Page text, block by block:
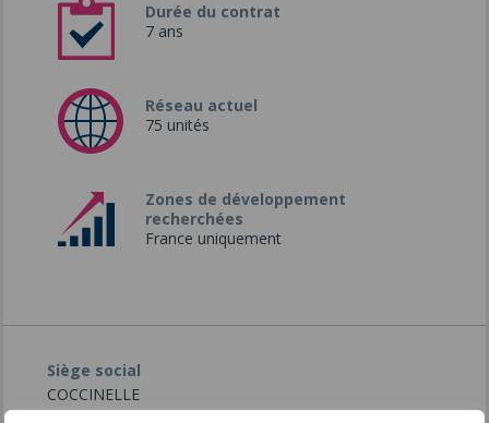
Durée du contrat
7 ans
Réseau actuel
75 unités
Zones de développement
recherchées
France uniquement
Siège social
COCCINELLE